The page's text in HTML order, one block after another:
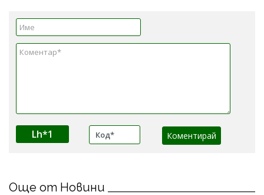
Lh*1
Още от Новини